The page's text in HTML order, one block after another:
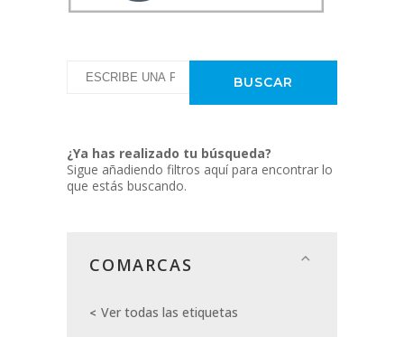
¿Ya has realizado tu búsqueda?
Sigue añadiendo filtros aquí para encontrar lo
que estás buscando.
COMARCAS
Ver todas las etiquetas